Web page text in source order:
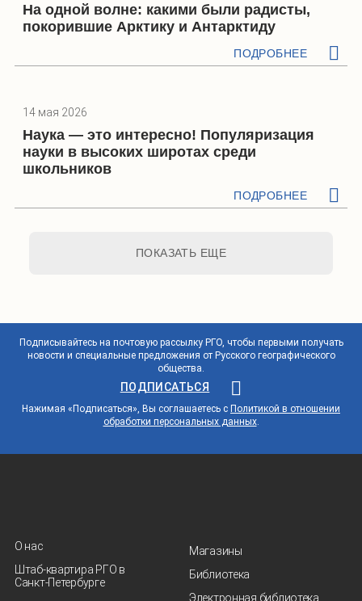
На одной волне: какими были радисты,
покорившие Арктику и Антарктиду
ПОДРОБНЕЕ
14 мая 2026
Наука — это интересно! Популяризация
науки в высоких широтах среди
школьников
ПОДРОБНЕЕ
ПОКАЗАТЬ ЕЩЕ
Подписывайтесь на почтовую рассылку РГО, чтобы первыми получать
новости и специальные предложения от Русского географического
общества.
ПОДПИСАТЬСЯ
Нажимая «Подписаться», Вы соглашаетесь с Политикой в отношении
обработки персональных данных.
О нас
Штаб-квартира РГО в
Санкт‑Петербурге
Магазины
Библиотека
Электронная библиотека